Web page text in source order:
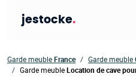
jestocke.
Garde meubleFrance Garde meuble
Garde meubleLocation de cave